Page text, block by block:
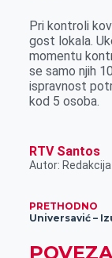
Pri kontroli
gost lokala.
momentu
se samo njih
ispravnost
kod 5 osoba.
RTV Santos
Autor:
PRETHODNO